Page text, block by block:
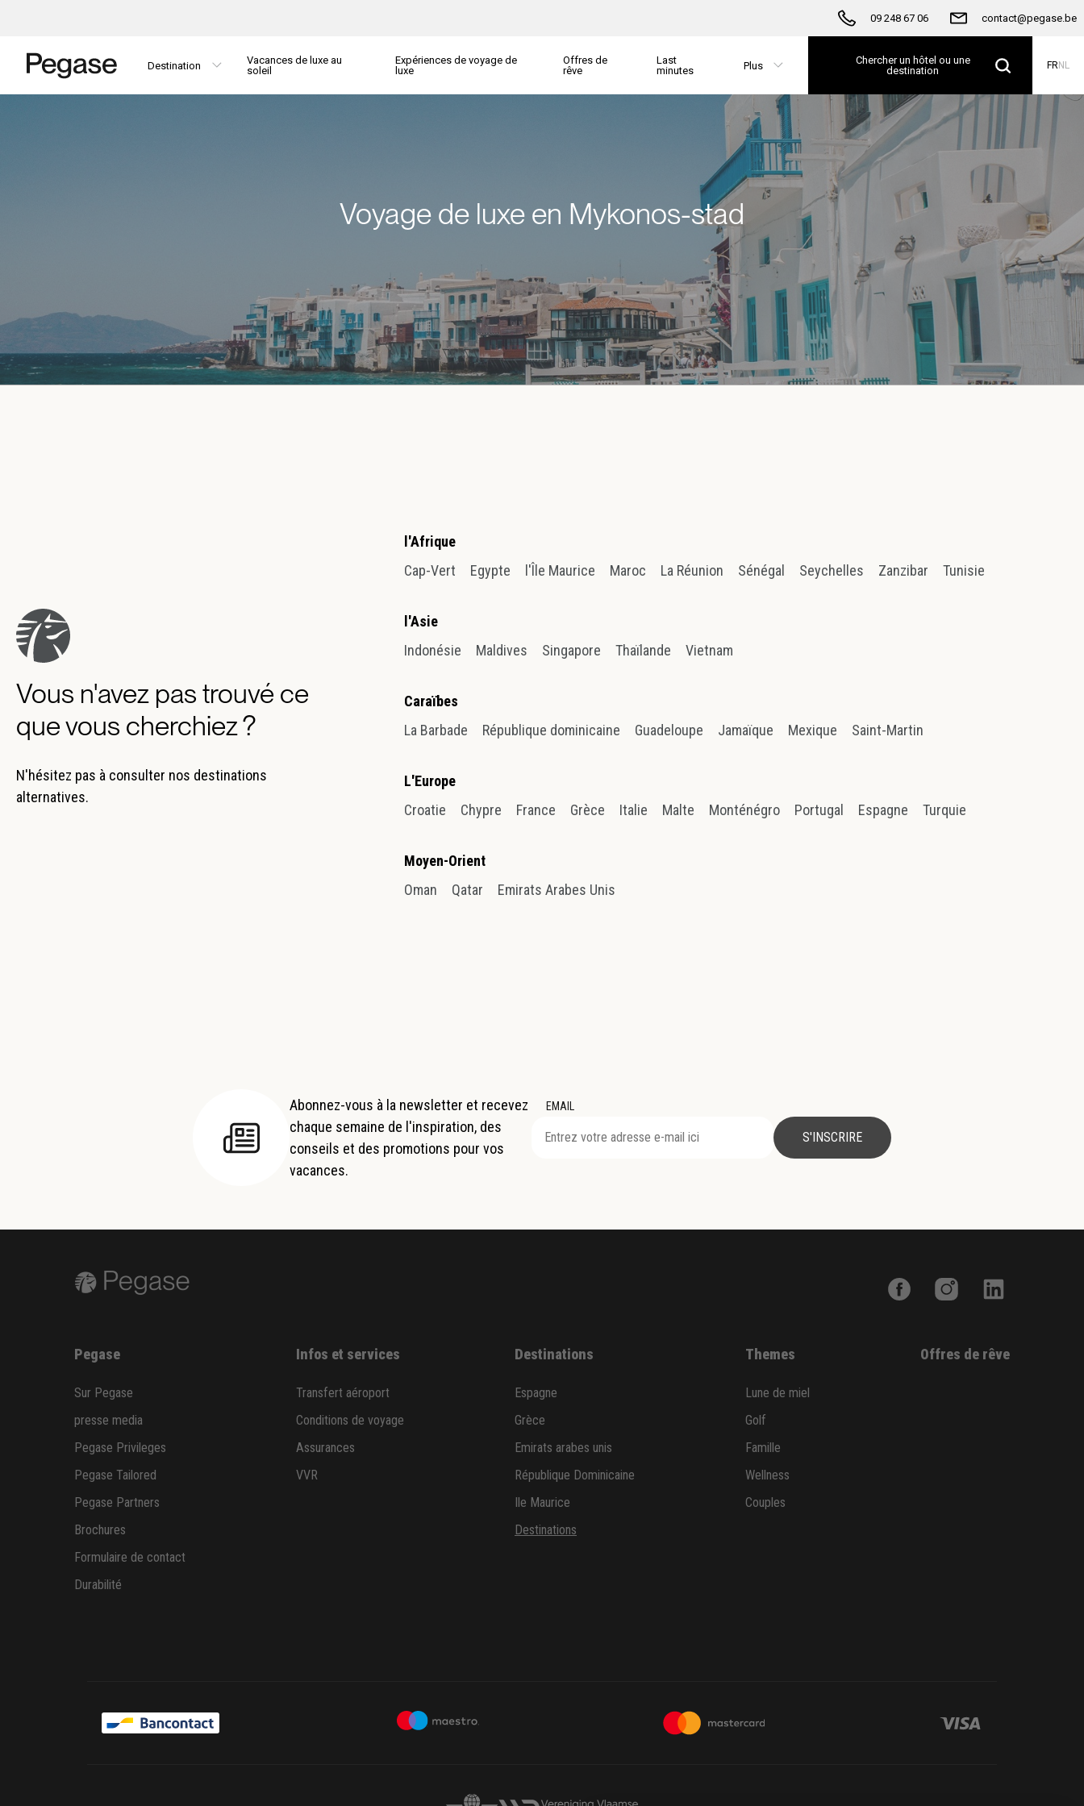
09 248 67 06 contact@pegase.be
Destination
Vacances de luxe au
soleil
Expériences de voyage de
luxe
Offres de
rêve
Last
minutes
Plus
Chercher un hôtel ou une
destination
FRNL
Voyage de luxe en Mykonos-stad
Vous n'avez pas trouvé ce
que vous cherchiez ?
N'hésitez pas à consulter nos destinations
alternatives.
l'Afrique
Cap-Vert
Egypte l'Île Maurice Maroc La Réunion Sénégal Seychelles Zanzibar Tunisie
l'Asie
Indonésie
Maldives Singapore Thaïlande Vietnam
Caraïbes
La Barbade
République dominicaine Guadeloupe Jamaïque Mexique Saint-Martin
L'Europe
Croatie
Chypre France Grèce Italie Malte Monténégro Portugal Espagne Turquie
Moyen-Orient
Oman
Qatar Emirats Arabes Unis
Abonnez-vous à la newsletter et recevez
chaque semaine de l'inspiration, des
conseils et des promotions pour vos
vacances.
EMAIL
S'INSCRIRE
Pegase
Sur Pegase
presse media
Pegase Privileges
Pegase Tailored
Pegase Partners
Brochures
Formulaire de contact
Durabilité
Infos et services
Transfert aéroport
Conditions de voyage
Assurances
VVR
Destinations
Espagne
Grèce
Emirats arabes unis
République Dominicaine
Ile Maurice
Destinations
Themes
Lune de miel
Golf
Famille
Wellness
Couples
Offres de rêve